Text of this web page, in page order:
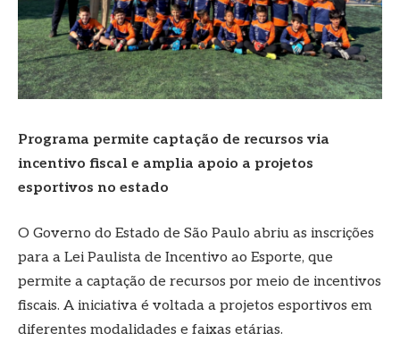
Programa permite captação de recursos via
incentivo fiscal e amplia apoio a projetos
esportivos no estado
O Governo do Estado de São Paulo abriu as inscrições
para a Lei Paulista de Incentivo ao Esporte, que
permite a captação de recursos por meio de incentivos
fiscais. A iniciativa é voltada a projetos esportivos em
diferentes modalidades e faixas etárias.